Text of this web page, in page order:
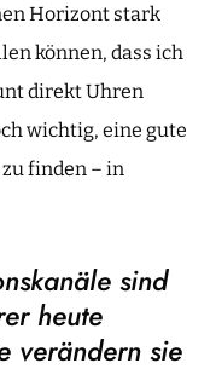
Horizont stark
können, dass ich
direkt Uhren
wichtig, eine gute
finden – in
sind
heute
verändern sie